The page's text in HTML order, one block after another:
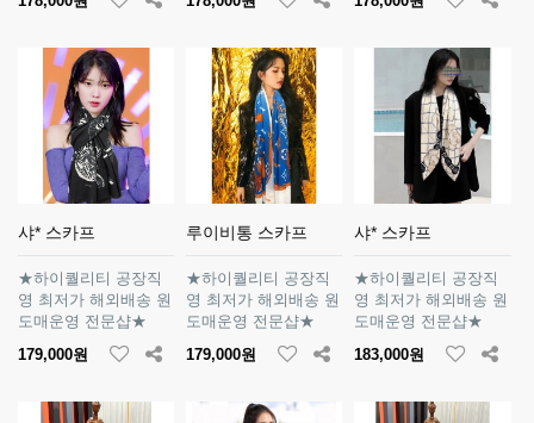
샤* 스카프
★하이퀄리티 공장직
영 최저가 해외배송 원
도매운영 전문샵★
179,000원
루이비통 스카프
★하이퀄리티 공장직
영 최저가 해외배송 원
도매운영 전문샵★
179,000원
샤* 스카프
★하이퀄리티 공장직
영 최저가 해외배송 원
도매운영 전문샵★
183,000원